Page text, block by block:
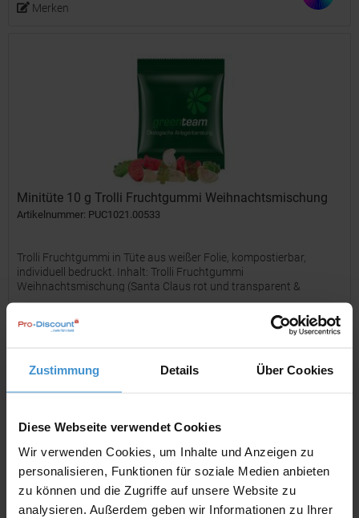
Zustimmung Details Über Cookies
Diese Webseite verwendet Cookies
Wir verwenden Cookies, um Inhalte und Anzeigen zu
personalisieren, Funktionen für soziale Medien anbieten
zu können und die Zugriffe auf unsere Website zu
analysieren. Außerdem geben wir Informationen zu Ihrer
Merken
Minitüte 10 g Trolli Fruchtgummi Weihnachtsmischung
Artikelnummer: PUC1021.00533
Trolli Fruchtgummi in Tüte aus weißer Folie, kompostierbar,
individuell bedruckt. Inhalt: Trolli Fruchtgummi
Weihnachtsmischung (Santa Claus rot und transparent &
Weihnachtsbaum, grün), bunt gemischt, in Premium Qualität mit
ab 0,19 €